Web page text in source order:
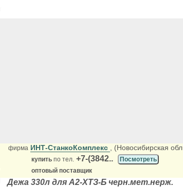
фирма ИНТ-СтанкоКомплекс , (Новосибирская обл
купить по тел. +7-(3842..
Посмотреть
оптовый поставщик
Дежа 330л для А2-ХТЗ-Б черн.мет.нерж.